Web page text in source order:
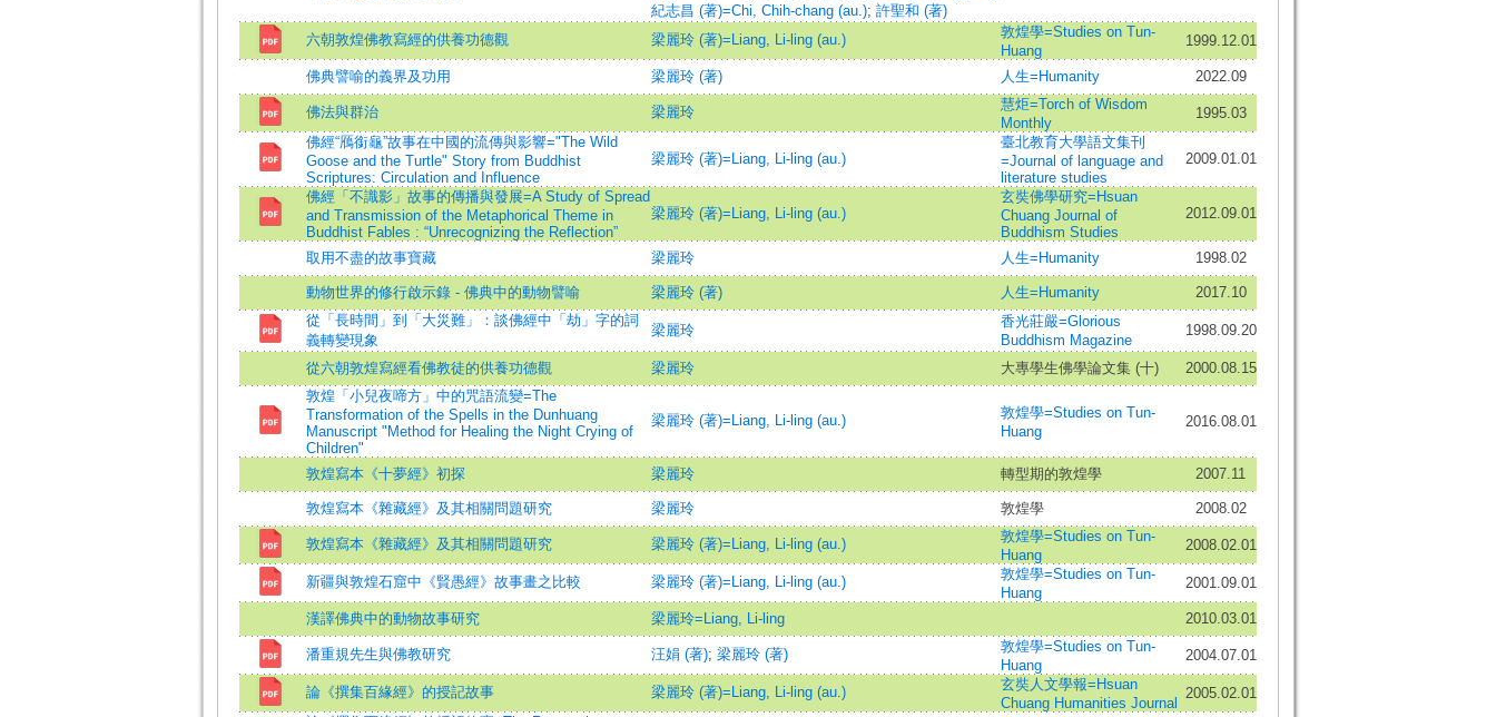
紀志昌 (著)=Chi, Chih-chang (au.); 許聖和 (著)
六朝敦煌佛教寫經的供養功德觀 梁麗玲 (著)=Liang, Li-ling (au.)
敦煌學=Studies on Tun-
Huang
1999.12.01
佛典譬喻的義界及功用 梁麗玲 (著) 人生=Humanity 2022.09
佛法與群治 梁麗玲
慧炬=Torch of Wisdom
Monthly
1995.03
佛經“鴈銜龜”故事在中國的流傳與影響="The Wild
Goose and the Turtle" Story from Buddhist
Scriptures: Circulation and Influence
梁麗玲 (著)=Liang, Li-ling (au.)
臺北教育大學語文集刊
=Journal of language and
literature studies
2009.01.01
佛經「不識影」故事的傳播與發展=A Study of Spread
and Transmission of the Metaphorical Theme in
Buddhist Fables : “Unrecognizing the Reflection”
梁麗玲 (著)=Liang, Li-ling (au.)
玄奘佛學研究=Hsuan
Chuang Journal of
Buddhism Studies
2012.09.01
取用不盡的故事寶藏 梁麗玲 人生=Humanity 1998.02
動物世界的修行啟示錄 - 佛典中的動物譬喻 梁麗玲 (著) 人生=Humanity
2017.10
從「長時間」到「大災難」：談佛經中「劫」字的詞
義轉變現象
梁麗玲
香光莊嚴=Glorious
Buddhism Magazine
1998.09.20
從六朝敦煌寫經看佛教徒的供養功德觀 梁麗玲 大專學生佛學論文集 (十)
2000.08.15
敦煌「小兒夜啼方」中的咒語流變=The
Transformation of the Spells in the Dunhuang
Manuscript "Method for Healing the Night Crying of
Children"
梁麗玲 (著)=Liang, Li-ling (au.)
敦煌學=Studies on Tun-
Huang
2016.08.01
敦煌寫本《十夢經》初探 梁麗玲 轉型期的敦煌學 2007.11
敦煌寫本《雜藏經》及其相關問題研究 梁麗玲 敦煌學 2008.02
敦煌寫本《雜藏經》及其相關問題研究 梁麗玲 (著)=Liang, Li-ling (au.)
敦煌學=Studies on Tun-
Huang
2008.02.01
新疆與敦煌石窟中《賢愚經》故事畫之比較 梁麗玲 (著)=Liang, Li-ling (au.)
敦煌學=Studies on Tun-
Huang
2001.09.01
漢譯佛典中的動物故事研究 梁麗玲=Liang, Li-ling 2010.03.01
潘重規先生與佛教研究 汪娟 (著); 梁麗玲 (著)
敦煌學=Studies on Tun-
Huang
2004.07.01
論《撰集百緣經》的授記故事 梁麗玲 (著)=Liang, Li-ling (au.)
玄奘人文學報=Hsuan
Chuang Humanities Journal
2005.02.01